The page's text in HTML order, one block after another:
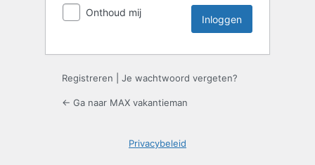
Onthoud mij
Registreren Je wachtwoord vergeten?
← Ga naar MAX vakantieman
Privacybeleid